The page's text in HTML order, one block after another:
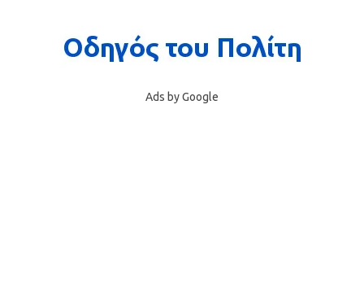
Ads by Google